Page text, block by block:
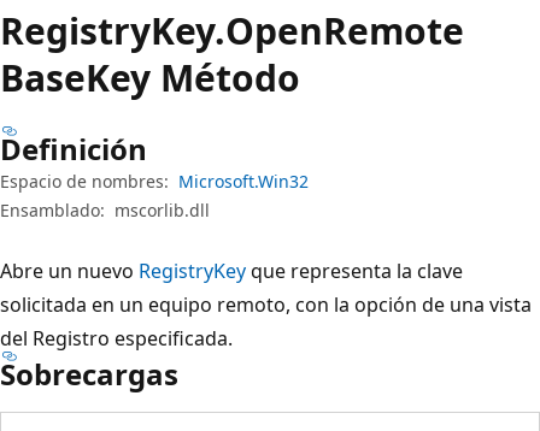
RegistryKey.OpenRemote
BaseKey Método
Definición
Espacio de nombres: Microsoft.Win32
Ensamblado: mscorlib.dll
Abre un nuevo RegistryKeyque representa la clave
solicitada en un equipo remoto, con la opción de una vista
del Registro especificada.
Sobrecargas